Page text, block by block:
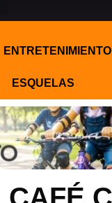
ENTRETENIMIENTO
ESQUELAS